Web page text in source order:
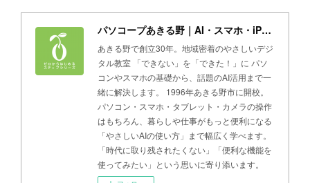
パソコープあきる野｜AI・スマホ・iPad・パソコン教室
あきる野で創立30年。地域密着のやさしいデジ
タル教室 「できない」を「できた！」に パソ
コンやスマホの基礎から、話題のAI活用まで一
緒に解決します。 1996年あきる野市に開校。
パソコン・スマホ・タブレット・カメラの操作
はもちろん、暮らしや仕事がもっと便利になる
「やさしいAIの使い方」まで幅広く学べます。
「時代に取り残されたくない」「便利な機能を
使ってみたい」という思いに寄り添います。